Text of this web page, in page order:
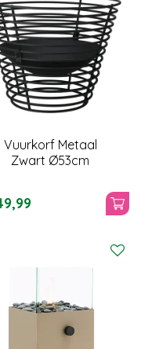
Vuurkorf Metaal
Zwart Ø53cm
,99